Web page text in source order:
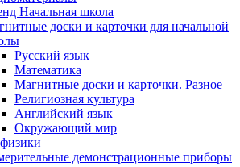
Начальная школа
доски и карточки для начальной
Русский язык
Математика
Магнитные доски и карточки. Разное
Религиозная культура
Английский язык
Окружающий мир
демонстрационные приборы